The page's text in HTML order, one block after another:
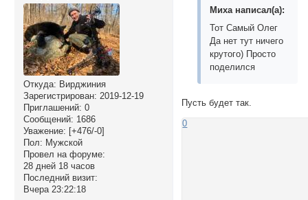
Откуда: Вирджиния
Зарегистрирован: 2019-12-19
Приглашений: 0
Сообщений: 1686
Уважение: [+476/-0]
Пол: Мужской
Провел на форуме:
28 дней 18 часов
Последний визит:
Вчера 23:22:18
Миха написал(а):
Тот Самый Олег
Да нет тут ничего
крутого) Просто
поделился
Пусть будет так.
0